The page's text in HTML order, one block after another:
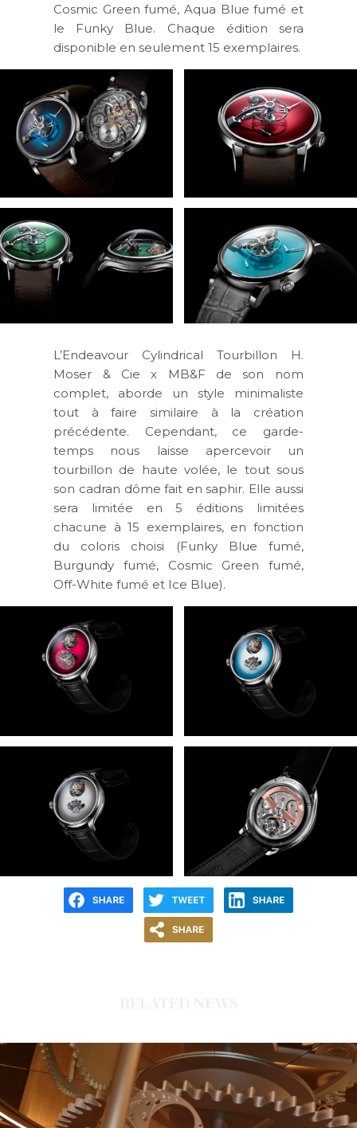
Cosmic Green fumé, Aqua Blue fumé et
le Funky Blue. Chaque édition sera
disponible en seulement 15 exemplaires.
L’Endeavour Cylindrical Tourbillon H.
Moser & Cie x MB&F de son nom
complet, aborde un style minimaliste
tout à faire similaire à la création
précédente. Cependant, ce garde-
temps nous laisse apercevoir un
tourbillon de haute volée, le tout sous
son cadran dôme fait en saphir. Elle aussi
sera limitée en 5 éditions limitées
chacune à 15 exemplaires, en fonction
du coloris choisi (Funky Blue fumé,
Burgundy fumé, Cosmic Green fumé,
Off-White fumé et Ice Blue).